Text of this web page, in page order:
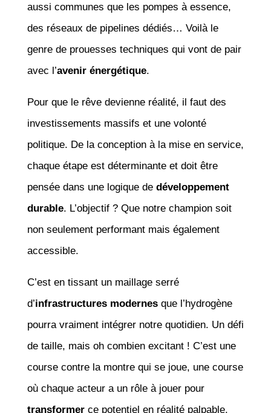
aussi communes que les pompes à essence,
des réseaux de pipelines dédiés… Voilà le
genre de prouesses techniques qui vont de pair
avec l’avenir énergétique.
Pour que le rêve devienne réalité, il faut des
investissements massifs et une volonté
politique. De la conception à la mise en service,
chaque étape est déterminante et doit être
pensée dans une logique de développement
durable. L’objectif ? Que notre champion soit
non seulement performant mais également
accessible.
C’est en tissant un maillage serré
d’infrastructures modernesque l’hydrogène
pourra vraiment intégrer notre quotidien. Un défi
de taille, mais oh combien excitant ! C’est une
course contre la montre qui se joue, une course
où chaque acteur a un rôle à jouer pour
transformerce potentiel en réalité palpable.